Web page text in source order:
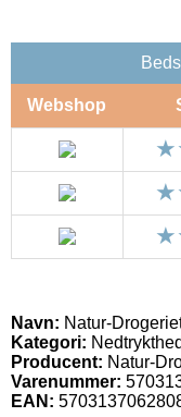
Webshop
Navn: Natur-
Kategori: Nedtrykthed
Producent: Natur-
Varenummer:
EAN: